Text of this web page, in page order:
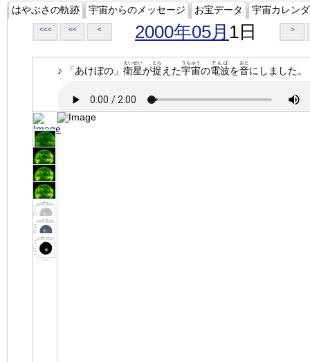
はやぶさの軌跡 宇宙からのメッセージ お宝データ 宇宙カレン
<<< << < 2000年05月 1日 >
♪ 「あけぼの」 衛星
えいせい
が捉
とら
えた宇宙
うちゅう
の電波
でんぱ
を音
おと
にしました。